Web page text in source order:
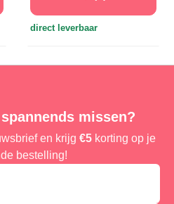
direct leverbaar
missen?
en krijg €5korting op je
bestelling!